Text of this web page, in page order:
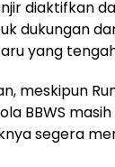
diaktifkan
dukungan
yang
meskipun
BBWS
segera